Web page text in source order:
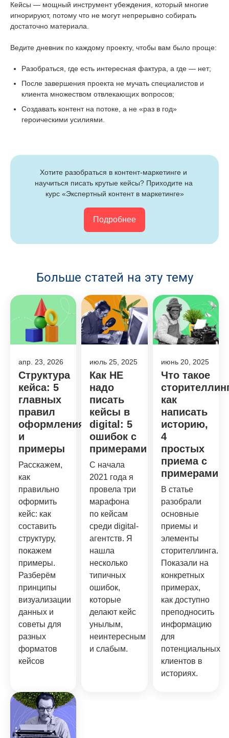
Кейсы — мощный инструмент убеждения, который многие
игнорируют, потому что не могут непрерывно собирать
достаточно материала.
Ведите дневник по каждому проекту, чтобы вам было проще:
Разобраться, где есть интересная фактура, а где — нет;
После завершения проекта не мучать специалистов и
клиента множеством отвлекающих вопросов;
Создавать контент на потоке, а не «раз в год»
героическими усилиями.
Хотите разобраться в контент-маркетинге и
научиться писать крутые кейсы? Приходите на
курс «Экспертный контент в маркетинге»
Подробнее
Больше статей на эту тему
апр. 23, 2026
Структура
кейса: 5
главных
правил
оформления
и
примеры
Расскажем,
как
правильно
оформить
кейс: как
составить
структуру,
покажем
примеры.
Разберём
принципы
визуализации
данных и
советы для
разных
форматов
кейсов
июль 25, 2025
Как НЕ
надо
писать
кейсы в
digital: 5
ошибок с
примерами
С начала
2021 года я
провела три
марафона
по кейсам
среди digital-
агентств. Я
нашла
несколько
типичных
ошибок,
которые
делают кейс
унылым,
неинтересным
и слабым.
июнь 20, 2025
Что такое
как
написать
историю,
4
простых
приема с
примерами
В статье
разобрали
основные
приемы и
элементы
сторителлинга.
Показали на
конкретных
примерах,
как доступно
преподносить
информацию
для
потенциальных
клиентов в
историях.